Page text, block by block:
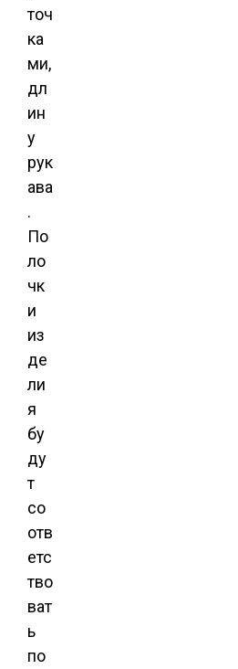
точ
ка
ми,
дл
ин
у
рук
ава
.
По
ло
чк
и
из
де
ли
я
бу
ду
т
со
отв
етс
тво
ват
ь
по